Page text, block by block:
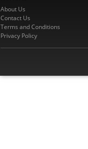
About Us
Contact Us
Terms and Conditions
Privacy Policy